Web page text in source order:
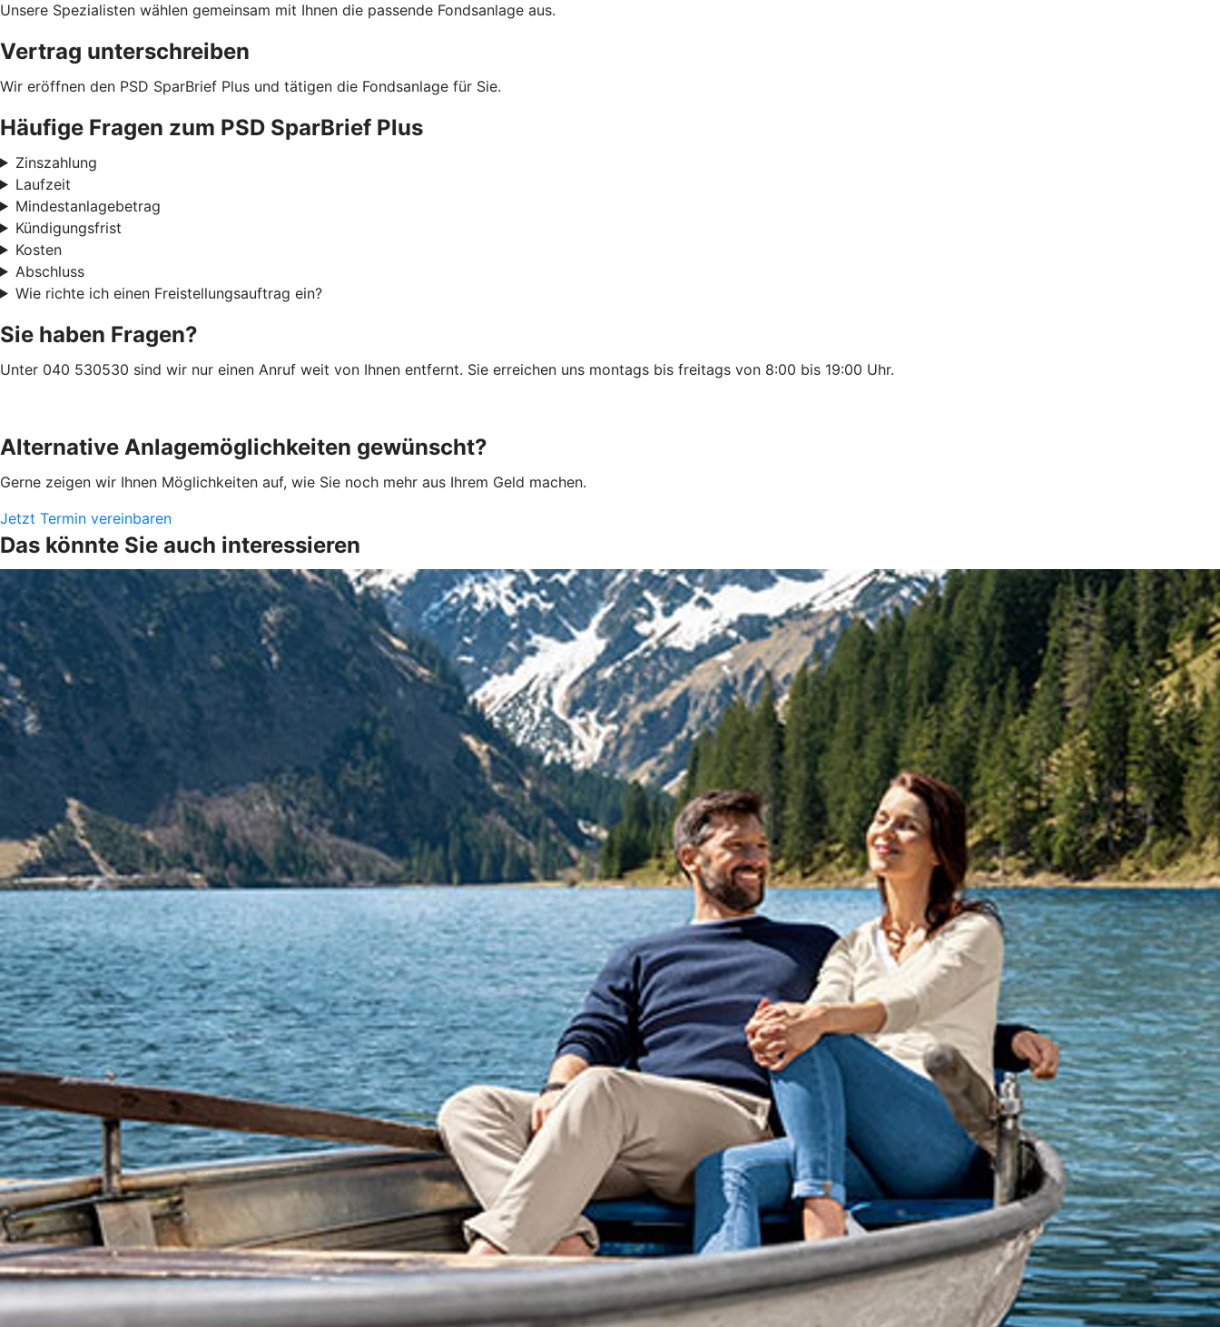
Unsere Spezialisten wählen gemeinsam mit Ihnen die passende Fondsanlage aus.
Vertrag unterschreiben
Wir eröffnen den PSD SparBrief Plus und tätigen die Fondsanlage für Sie.
Häufige Fragen zum PSD SparBrief Plus
Zinszahlung
Laufzeit
Mindestanlagebetrag
Kündigungsfrist
Kosten
Abschluss
Wie richte ich einen Freistellungsauftrag ein?
Sie haben Fragen?
Unter 040 530530 sind wir nur einen Anruf weit von Ihnen entfernt. Sie erreichen uns montags bis freitags von 8:00 bis 19:00 Uhr.
Alternative Anlagemöglichkeiten gewünscht?
Gerne zeigen wir Ihnen Möglichkeiten auf, wie Sie noch mehr aus Ihrem Geld machen.
Jetzt Termin vereinbaren
Das könnte Sie auch interessieren